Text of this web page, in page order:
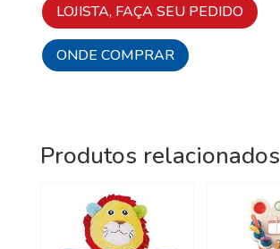
LOJISTA, FAÇA SEU PEDIDO
ONDE COMPRAR
Produtos relacionados